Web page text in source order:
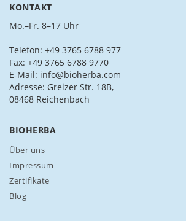
S
i
s
i
c
h
f
u
n
r
e
KONTAKT
Mo.–Fr. 8–17 Uhr
Telefon: +49 3765 6788 977
Fax: +49 3765 6788 9770
E-Mail: info@bioherba.com
Adresse: Greizer Str. 18B,
08468 Reichenbach
BIOHERBA
Über uns
Impressum
Zertifikate
Blog